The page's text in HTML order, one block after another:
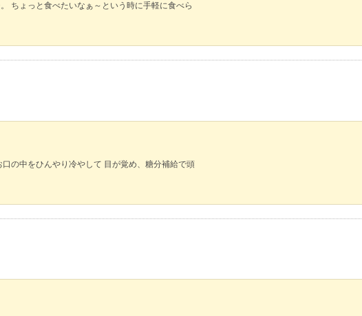
ちょっと食べたいなぁ～という時に手軽に食べら
の中をひんやり冷やして 目が覚め、糖分補給で頭